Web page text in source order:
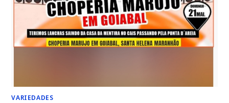
VARIEDADES